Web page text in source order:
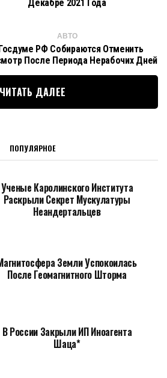
Декабре 2021 Года
АВТО
РФ Собираются Отменить
После Периода Нерабочих Дней
ЧИТАТЬ ДАЛЕЕ
ПОПУЛЯРНОЕ
Ученые Каролинского Института
Раскрыли Секрет Мускулатуры
Неандертальцев
Земли Успокоилась
После Геомагнитного Шторма
В России Закрыли ИП Иноагента
Шаца*